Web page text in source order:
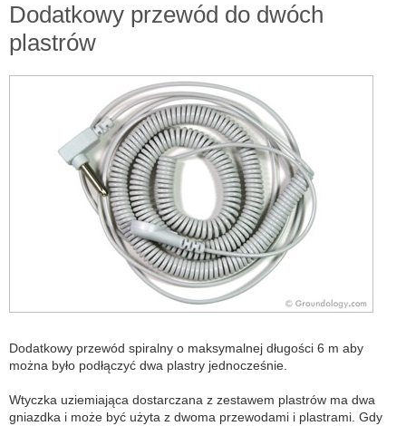
Dodatkowy przewód do dwóch
plastrów
Dodatkowy przewód spiralny o maksymalnej długości 6 m aby
można było podłączyć dwa plastry jednocześnie.
Wtyczka uziemiająca dostarczana z zestawem plastrów ma dwa
gniazdka i może być użyta z dwoma przewodami i plastrami. Gdy